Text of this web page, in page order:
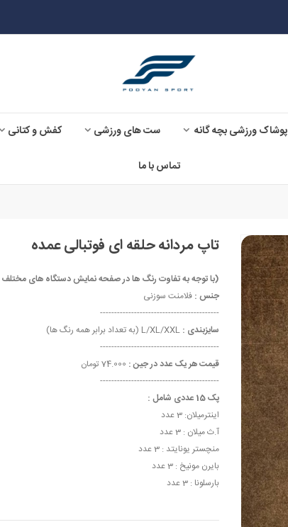
پوشاک ورزشی بچه گانه ست های ورزشی کفش و کتانی
تماس با ما
تاپ مردانه حلقه ای فوتبالی عمده
(با توجه به تفاوت رنگ ها در صفحه نمایش دستگاه های مختلف ، ممکن است رنگ
جنس : فلامنت سوزنی
------------------------------------------
سایزبندی :
------------------------------------------
قیمت هر یک عدد در جین :
------------------------------------------
پک 15 عددی شامل :
اینترمیلان: 3 عدد
آ.ث میلان : 3 عدد
منچستر یونایتد : 3 عدد
بایرن مونیخ : 3 عدد
بارسلونا : 3 عدد